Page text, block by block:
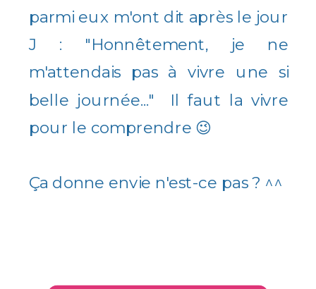
parmi eux m'ont dit après le jour
J : "Honnêtement, je ne
m'attendais pas à vivre une si
belle journée..." Il faut la vivre
pour le comprendre 😉
Ça donne envie n'est-ce pas ? ^^